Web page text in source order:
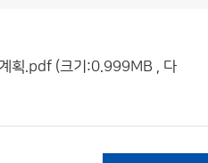
획.pdf (크기:0.999MB , 다